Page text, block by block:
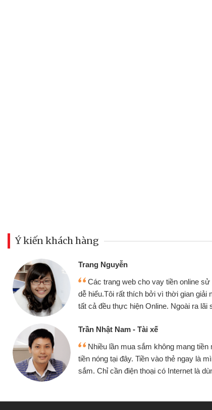
Ý kiến khách hàng
dụng thân thiện,
nhanh chóng
suất rất tốt
mặt mình đều vay
lại tiếp tục mua
được
Mình cần tiền
nhưng thật may đã
không cần gặp
Tôi kinh doanh
hàng, nhờ biết đến
quyết được công